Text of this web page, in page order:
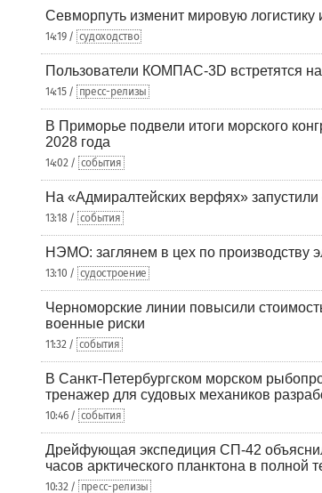
Севморпуть изменит мировую
14:19 / судоходство
Пользователи КОМПАС-3D встретятся
14:15 / пресс-релизы
В Приморье подвели итоги морского
2028 года
14:02 / события
На «Адмиралтейских верфях» запустили
13:18 / события
НЭМО: заглянем в цех по производству
13:10 / судостроение
Черноморские линии повысили
военные риски
11:32 / события
В Санкт-Петербургском морском
тренажер для судовых механиков
10:46 / события
Дрейфующая экспедиция СП-42
часов арктического планктона в полной
10:32 / пресс-релизы